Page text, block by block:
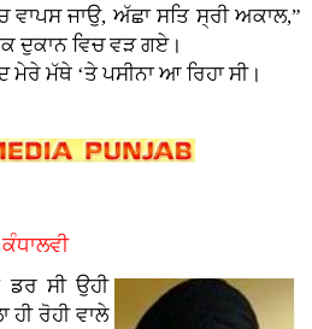
ਵਾਪਸ ਜਾਉ, ਅੱਛਾ ਸਤਿ ਸ੍ਰੀ ਅਕਾਲ,”
ਦੁਕਾਨ ਵਿਚ ਵੜ ਗਏ।
ਮੇਰੇ ਮੱਥੇ ‘ਤੇ ਪਸੀਨਾ ਆ ਰਿਹਾ ਸੀ।
ਸੀ ਉਹੀ
ਰੋਹੀ ਵਾਲੇ